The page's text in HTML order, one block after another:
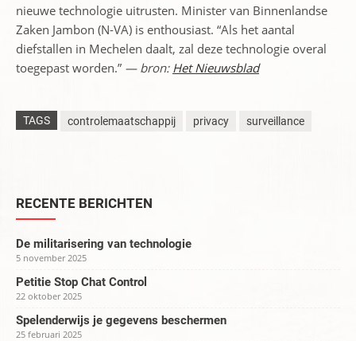
nieuwe technologie uitrusten. Minister van Binnenlandse
Zaken Jambon (N-VA) is enthousiast. “Als het aantal
diefstallen in Mechelen daalt, zal deze technologie overal
toegepast worden.” — bron: Het Nieuwsblad
TAGS controlemaatschappij privacy surveillance
RECENTE BERICHTEN
De militarisering van technologie
5 november 2025
Petitie Stop Chat Control
22 oktober 2025
Spelenderwijs je gegevens beschermen
25 februari 2025